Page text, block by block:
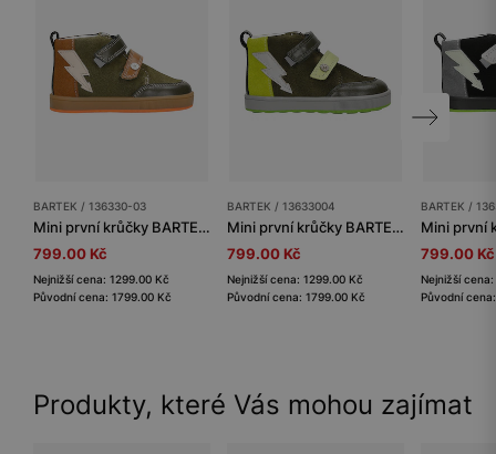
BARTEK / 136330-03
Mini první krůčky BARTEK 136330-03, zeleno-hnědé
799.00 Kč
Nejnižší cena: 1299.00 Kč
Původní cena: 1799.00 Kč
BARTEK / 13633004
Mini první krůčky BARTEK 13633004, pro chlapce, zelené
799.00 Kč
Nejnižší cena: 1299.00 Kč
Původní cena: 1799.00 Kč
BARTEK /
799.00 Kč
Nejnižší
Původní
Produkty, které Vás mohou zajímat